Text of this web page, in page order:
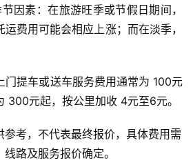
因素：在旅游旺季或节假日期间，
费用可能会相应上涨；而在淡季，
门提车或送车服务费用通常为 100元
300元起，按公里加收 4元至6元。
考，不代表最终报价，具体费用需
路及服务报价确定。